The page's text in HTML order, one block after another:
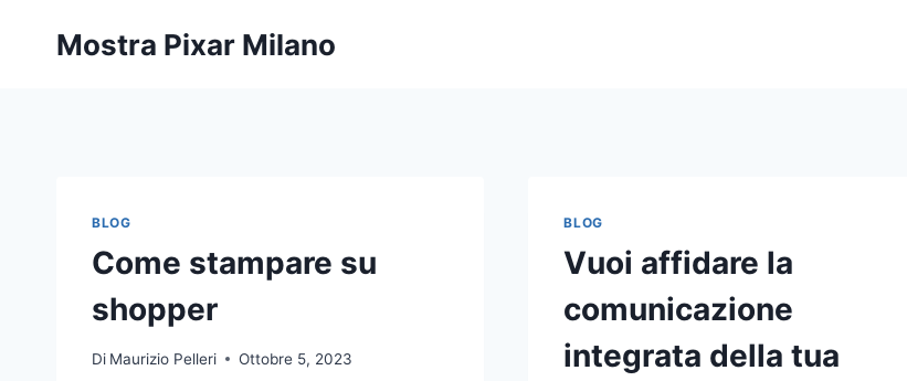
Mostra Pixar Milano
BLOG
Come stampare su
shopper
Di Maurizio Pelleri Ottobre 5, 2023
BLOG
Vuoi affidare la
comunicazione
integrata della tua